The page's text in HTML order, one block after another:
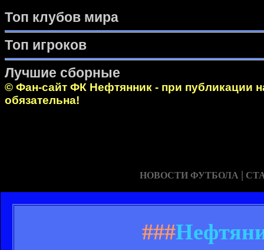
НОВОСТИ ФУТБОЛА |
###
Топ клубов мира
Топ игроков
Лучшие сборные
© Фан-сайт ФК Нефтянник - при публикации
обязательна!